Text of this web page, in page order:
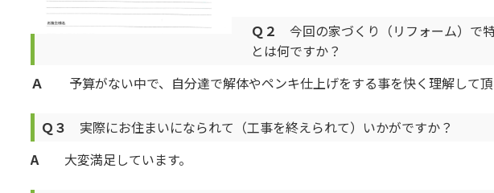
Ｑ２
今回の家づくり（リフォーム）で
とは何ですか？
Ａ 予算がない中で、自分達で解体やペンキ仕上げをする事を快く理解して
Ｑ３
実際にお住まいになられて（工事を終えられて）いかがですか？
A大変満足しています。